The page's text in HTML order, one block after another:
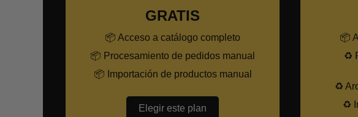
GRATIS
📦 Acceso a catálogo completo
📦 Procesamiento de pedidos manual
📦 Importación de productos manual
Elegir este plan
📦
♻️
♻️
♻️